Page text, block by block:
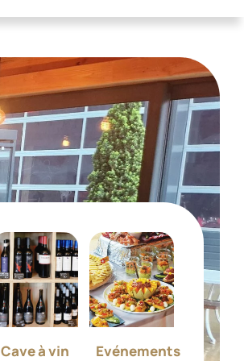
Cave à vin Evénements